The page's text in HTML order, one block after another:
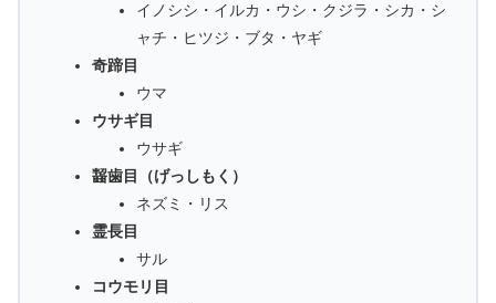
イノシシ・イルカ・ウシ・クジラ・シカ・シ
ャチ・ヒツジ・ブタ・ヤギ
奇蹄目
ウマ
ウサギ目
ウサギ
齧歯目（げっしもく）
ネズミ・リス
霊長目
サル
コウモリ目